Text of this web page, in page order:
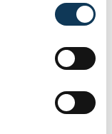
épületek